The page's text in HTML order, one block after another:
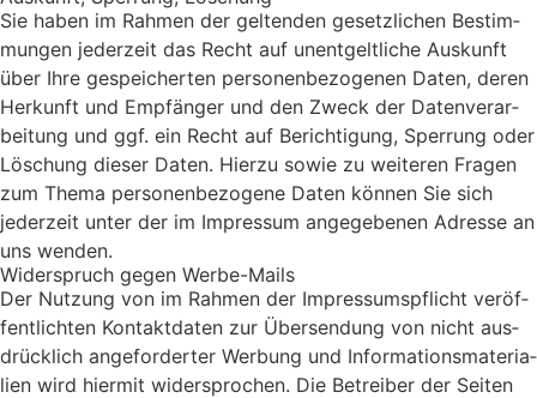
Sie haben im Rah­men der gel­ten­den gesetz­li­chen Bestim­
mun­gen jeder­zeit das Recht auf unent­gelt­li­che Aus­kunft
über Ihre gespei­cher­ten per­so­nen­be­zo­ge­nen Daten, deren
Her­kunft und Emp­fän­ger und den Zweck der Daten­ver­ar­
bei­tung und ggf. ein Recht auf Berich­ti­gung, Sper­rung oder
Löschung die­ser Daten. Hier­zu sowie zu wei­te­ren Fra­gen
zum The­ma per­so­nen­be­zo­ge­ne Daten kön­nen Sie sich
jeder­zeit unter der im Impres­sum ange­ge­be­nen Adres­se an
uns wen­den.
Wider­spruch gegen Wer­be-Mails
Der Nut­zung von im Rah­men der Impres­sums­pflicht ver­öf­
fent­lich­ten Kon­takt­da­ten zur Über­sen­dung von nicht aus­
drück­lich ange­for­der­ter Wer­bung und Infor­ma­ti­ons­ma­te­ria­
li­en wird hier­mit wider­spro­chen. Die Betrei­ber der Sei­ten